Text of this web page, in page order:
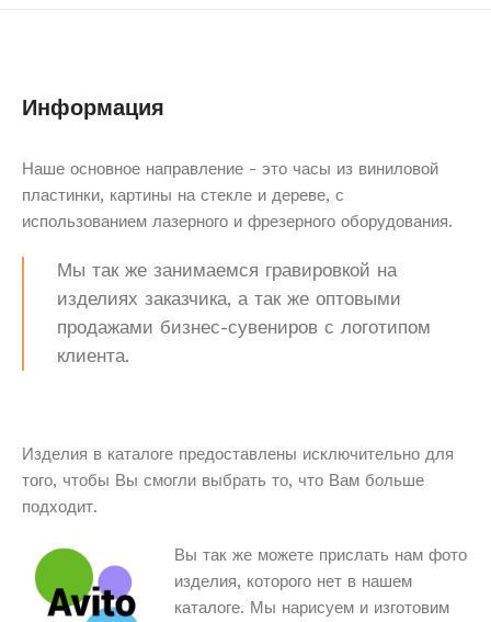
Информация
Наше основное направление - это часы из виниловой
пластинки, картины на стекле и дереве, с
использованием лазерного и фрезерного оборудования.
Мы так же занимаемся гравировкой на
изделиях заказчика, а так же оптовыми
продажами бизнес-сувениров с логотипом
клиента.
Изделия в каталоге предоставлены исключительно для
того, чтобы Вы смогли выбрать то, что Вам больше
подходит.
Вы так же можете прислать нам фото
изделия, которого нет в нашем
каталоге. Мы нарисуем и изготовим